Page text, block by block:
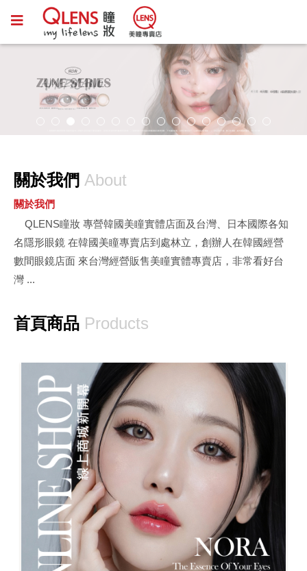
關於我們 About
關於我們
QLENS瞳妝 專營韓國美瞳實體店面及台灣、日本國際各知
名隱形眼鏡 在韓國美瞳專賣店到處林立，創辦人在韓國經營
數間眼鏡店面 來台灣經營販售美瞳實體專賣店，非常看好台
灣 ...
首頁商品 Products